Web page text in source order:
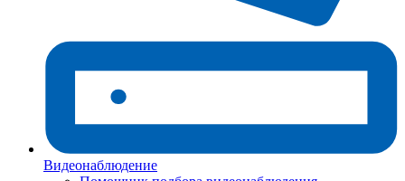
Видеонаблюдение